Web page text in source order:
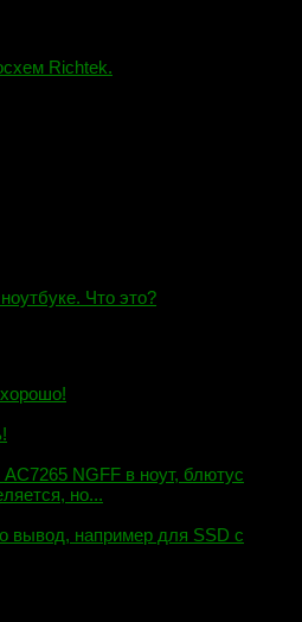
Richtek.
Что это?
NGFF в ноут, блютус
но...
вывод, например для SSD c